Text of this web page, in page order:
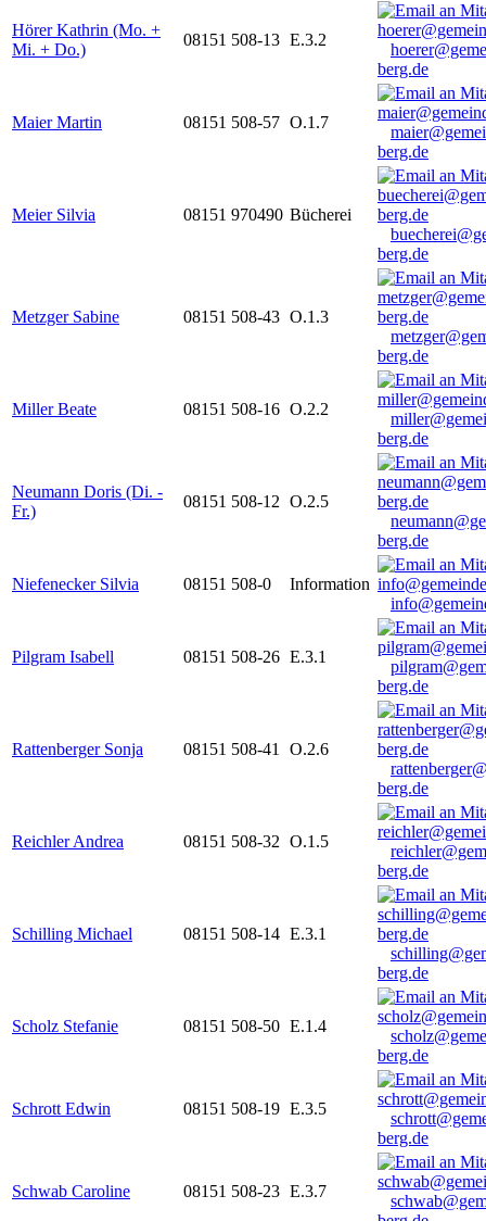
Hörer Kathrin (Mo. +
Mi. + Do.)
08151 508-13 E.3.2
berg.de
Maier Martin 08151 508-57 O.1.7
berg.de
Meier Silvia 08151 970490 Bücherei
berg.de
Metzger Sabine 08151 508-43 O.1.3
berg.de
Miller Beate 08151 508-16 O.2.2
berg.de
Neumann Doris (Di. -
Fr.)
08151 508-12 O.2.5
berg.de
Niefenecker Silvia 08151 508-0
Information
Pilgram Isabell 08151 508-26 E.3.1
berg.de
Rattenberger Sonja 08151 508-41
O.2.6
berg.de
Reichler Andrea 08151 508-32 O.1.5
berg.de
Schilling Michael 08151 508-14 E.3.1
berg.de
Scholz Stefanie 08151 508-50 E.1.4
berg.de
Schrott Edwin 08151 508-19 E.3.5
berg.de
Schwab Caroline 08151 508-23 E.3.7